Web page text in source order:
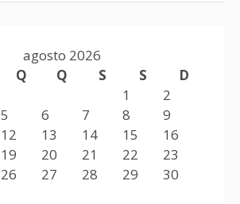
agosto 2026
Q Q S S
D
1
2
5 6 7 8
9
12 13 14 15
16
19 20 21 22
23
26 27 28 29
30